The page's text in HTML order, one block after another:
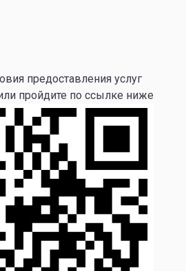
предоставления услуг
пройдите по ссылке ниже